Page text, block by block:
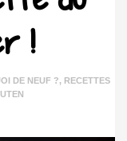
!
DE NEUF ?, RECETTES